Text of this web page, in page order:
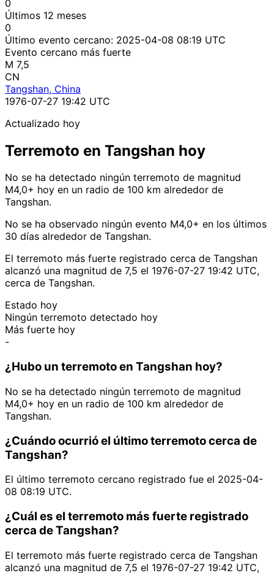
0
Últimos 12 meses
0
Último evento cercano: 2025-04-08 08:19 UTC
Evento cercano más fuerte
M 7,5
CN
Tangshan, China
1976-07-27 19:42 UTC
Actualizado hoy
Terremoto en Tangshan hoy
No se ha detectado ningún terremoto de magnitud
M4,0+ hoy en un radio de 100 km alrededor de
Tangshan.
No se ha observado ningún evento M4,0+ en los últimos
30 días alrededor de Tangshan.
El terremoto más fuerte registrado cerca de Tangshan
alcanzó una magnitud de 7,5 el 1976-07-27 19:42 UTC,
cerca de Tangshan.
Estado hoy
Ningún terremoto detectado hoy
Más fuerte hoy
-
¿Hubo un terremoto en Tangshan hoy?
No se ha detectado ningún terremoto de magnitud
M4,0+ hoy en un radio de 100 km alrededor de
Tangshan.
¿Cuándo ocurrió el último terremoto cerca de
Tangshan?
El último terremoto cercano registrado fue el 2025-04-
08 08:19 UTC.
¿Cuál es el terremoto más fuerte registrado
cerca de Tangshan?
El terremoto más fuerte registrado cerca de Tangshan
alcanzó una magnitud de 7,5 el 1976-07-27 19:42 UTC,